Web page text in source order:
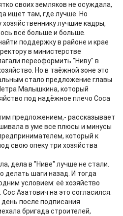
своих земляков не осуждала,
ищет там, где лучше. Но
лучшие кадры,
всё больше и больше.
поддержку в районе и крае
в министерстве
переоформить "Ниву" в
Но в таёжной зоне это
стало предложение главы
Малышкина, который
под надёжное плечо Соса
предложением,- рассказывает
в уме все плюсы и минусы
который к
свою опеку три хозяйства
дела в "Ниве" лучше не стали.
делать шаги назад. И тогда
условием: её хозяйство
Азатович на это согласился.
после подписания
бригада строителей,